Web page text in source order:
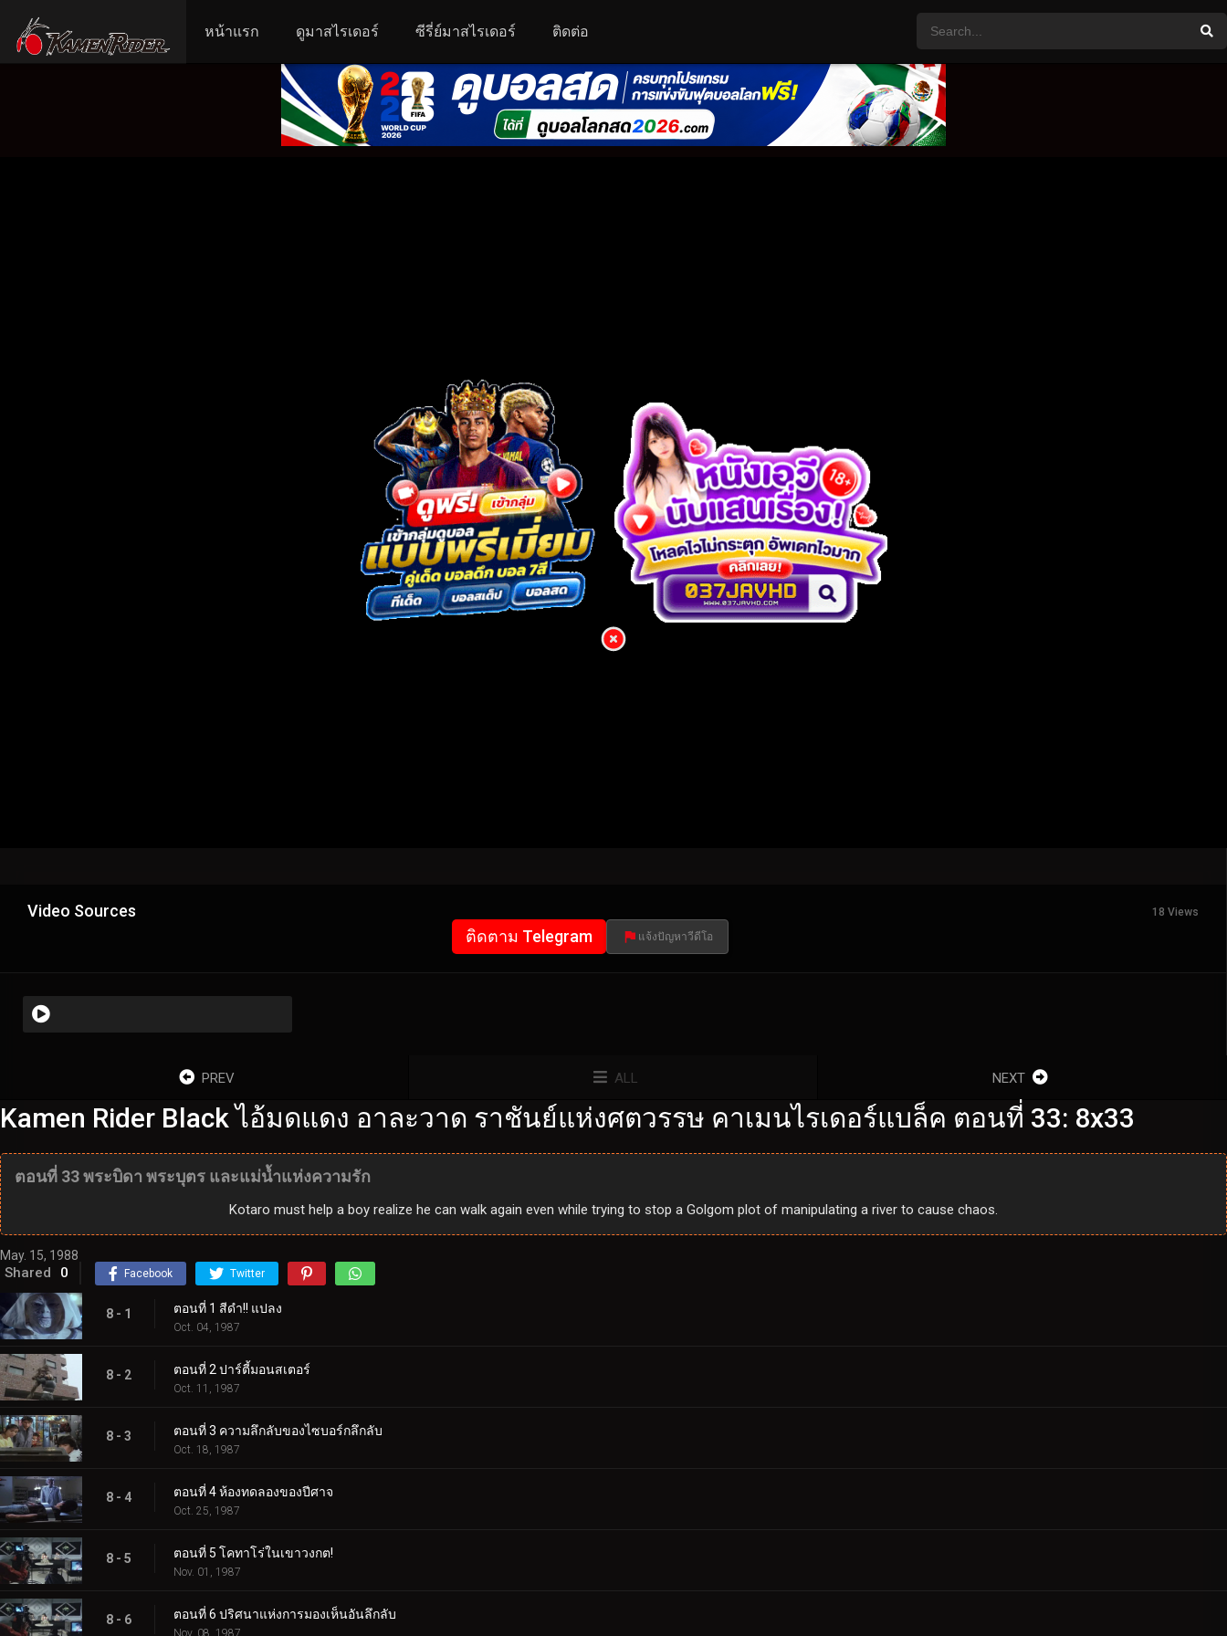
หน้าแรก ดูมาสไรเดอร์ ซีรี่ย์มาสไรเดอร์ ติดต่อ
Video Sources 18 Views
ติดตาม Telegram แจ้งปัญหาวีดีโอ
PREV ALL NEXT
Kamen Rider Black ไอ้มดแดง อาละวาด ราชันย์แห่งศตวรรษ คาเมนไรเดอร์แบล็ค ตอนที่ 33: 8x33
ตอนที่ 33 พระบิดา พระบุตร และแม่น้ำแห่งความรัก
Kotaro must help a boy realize he can walk again even while trying to stop a Golgom plot of manipulating a river to cause chaos.
May. 15, 1988
Shared 0 Facebook Twitter
8 - 1 ตอนที่ 1 สีดำ!! แปลง
Oct. 04, 1987
8 - 2 ตอนที่ 2 ปาร์ตี้มอนสเตอร์
Oct. 11, 1987
8 - 3 ตอนที่ 3 ความลึกลับของไซบอร์กลึกลับ
Oct. 18, 1987
8 - 4 ตอนที่ 4 ห้องทดลองของปีศาจ
Oct. 25, 1987
8 - 5 ตอนที่ 5 โคทาโร่ในเขาวงกต!
Nov. 01, 1987
8 - 6 ตอนที่ 6 ปริศนาแห่งการมองเห็นอันลึกลับ
Nov. 08, 1987